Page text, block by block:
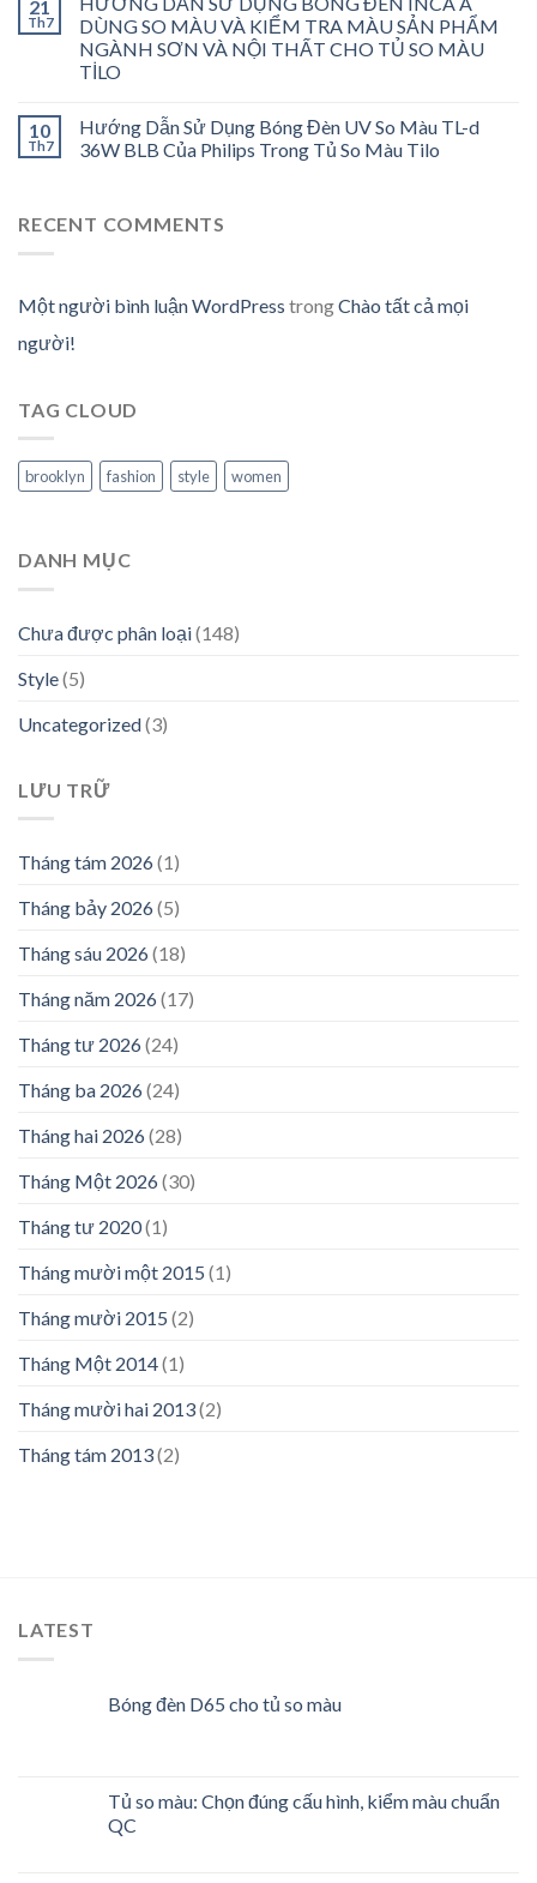
21
Th7
DÙNG SO MÀU VÀ KIỂM TRA MÀU SẢN PHẨM
NGÀNH SƠN VÀ NỘI THẤT CHO TỦ SO MÀU
TİLO
10
Th7
Hướng Dẫn Sử Dụng Bóng Đèn UV So Màu TL-d
36W BLB Của Philips Trong Tủ So Màu Tilo
RECENT COMMENTS
Một người bình luận WordPress trongChào tất cả mọi
người!
TAG CLOUD
brooklyn fashion style women
DANH MỤC
Chưa được phân loại(148)
Style(5)
Uncategorized(3)
LƯU TRỮ
Tháng tám 2026(1)
Tháng bảy 2026(5)
Tháng sáu 2026(18)
Tháng năm 2026(17)
Tháng tư 2026(24)
Tháng ba 2026(24)
Tháng hai 2026(28)
Tháng Một 2026(30)
Tháng tư 2020(1)
Tháng mười một 2015 (1)
Tháng mười 2015 (2)
Tháng Một 2014(1)
Tháng mười hai 2013(2)
Tháng tám 2013(2)
LATEST
Bóng đèn D65 cho tủ so màu
Tủ so màu: Chọn đúng cấu hình, kiểm màu chuẩn
QC